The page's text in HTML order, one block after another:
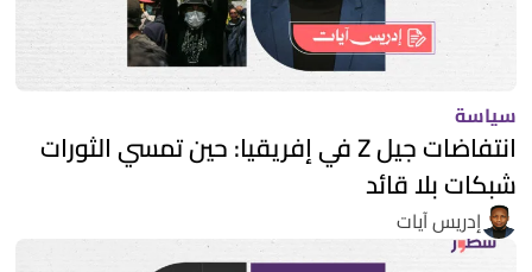
سياسة
انتفاضات جيل Z في إفريقيا: حين تمسي الثورات
شبكات بلا قائد
إدريس آيات